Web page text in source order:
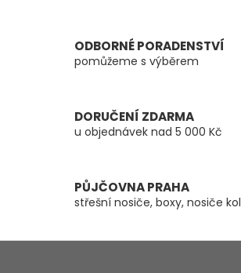
ODBORNÉ PORADENSTVÍ
pomůžeme s výběrem
DORUČENÍ ZDARMA
u objednávek nad 5 000 Kč
PŮJČOVNA PRAHA
střešní nosiče, boxy, nosiče kol
Z